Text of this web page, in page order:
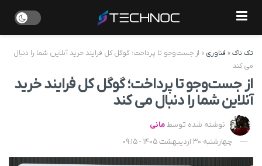
تک ناک» فناوری » از جست‌وجو تا پرداخت؛ گوگل کل فرایند خرید آنلاین شما را دنبال
می‌ کند
از جست‌وجو تا پرداخت؛ گوگل کل فرایند خرید
آنلاین شما را دنبال می‌ کند
نوشته شده توسط مانی
چهارشنبه 30 اردیبهشت 1405 - 09:15